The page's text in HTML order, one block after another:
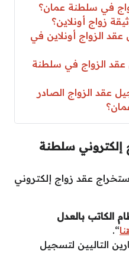
في سلطنة عمان؟
زواج أونلاين؟
الزواج أونلاين في
الزواج في سلطنة
عقد الزواج الصادر
إلكتروني سلطنة
عقد زواج إلكتروني
الكاتب بالعدل
“.
التاليين لتسجيل